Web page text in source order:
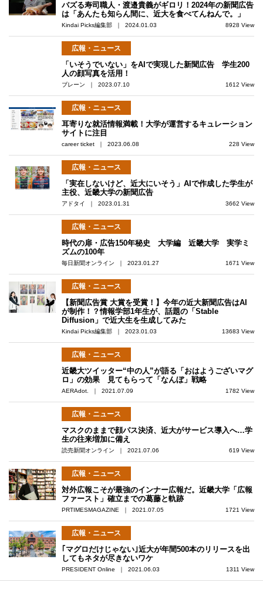
バズる寿司職人・渡邉貴義がギロリ！2024年の新聞広告
は「あんたも知らん間に、近大を食べてんねんで。」
Kindai Picks編集部 ｜ 2024.01.03 8928 View
広報・ニュース
「いそうでいない」をAIで実現した新聞広告 学生200
人の顔写真を活用！
ブレーン ｜ 2023.07.10 1612 View
広報・ニュース
耳寄りな就活情報満載！大学が運営するキュレーション
サイトに注目
career ticket ｜ 2023.06.08 228 View
広報・ニュース
「実在しないけど、近大にいそう」AIで作成した学生が
主役、近畿大学の新聞広告
アドタイ ｜ 2023.01.31 3662 View
広報・ニュース
時代の扉・広告150年秘史 大学編 近畿大学 実学ミ
ズムの100年
毎日新聞オンライン ｜ 2023.01.27 1671 View
広報・ニュース
【新聞広告賞 大賞を受賞！】今年の近大新聞広告はAI
が制作！？情報学部1年生が、話題の「Stable
Diffusion」で近大生を生成してみた
Kindai Picks編集部 ｜ 2023.01.03 13683 View
広報・ニュース
近畿大ツイッター“中の人”が語る「おはようございマグ
ロ」の効果 見てもらって「なんぼ」戦略
AERAdot. ｜ 2021.07.09 1782 View
広報・ニュース
マスクのままで顔パス決済、近大がサービス導入へ…学
生の往来増加に備え
読売新聞オンライン ｜ 2021.07.06 619 View
広報・ニュース
対外広報こそが最強のインナー広報だ。近畿大学「広報
ファースト」確立までの葛藤と軌跡
PRTIMESMAGAZINE ｜ 2021.07.05 1721 View
広報・ニュース
｢マグロだけじゃない｣近大が年間500本のリリースを出
してもネタが尽きないワケ
PRESIDENT Online ｜ 2021.06.03 1311 View